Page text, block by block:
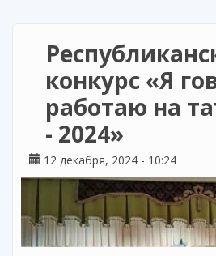
конкурс «Я
работаю на
- 2024»
12 декабря, 2024 - 10:24